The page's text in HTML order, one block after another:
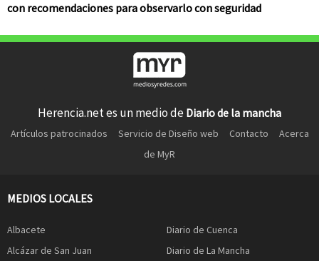
con recomendaciones para observarlo con seguridad
Herencia.net es un medio de Diario de la mancha
Artículos patrocinados Servicio de Diseño web Contacto
Acerca
de MyR
MEDIOS LOCALES
Albacete
Alcázar de San Juan
Diario de Cuenca
Diario de La Mancha